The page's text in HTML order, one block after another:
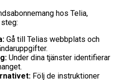
hos Telia,
Gå till Telias webbplats och
Under dina tjänster identifierar
Följ de instruktioner